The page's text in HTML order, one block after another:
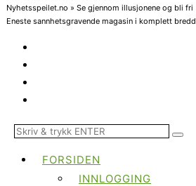
Nyhetsspeilet.no » Se gjennom illusjonene og bli fri
Eneste sannhetsgravende magasin i komplett
FORSIDEN
INNLOGGING